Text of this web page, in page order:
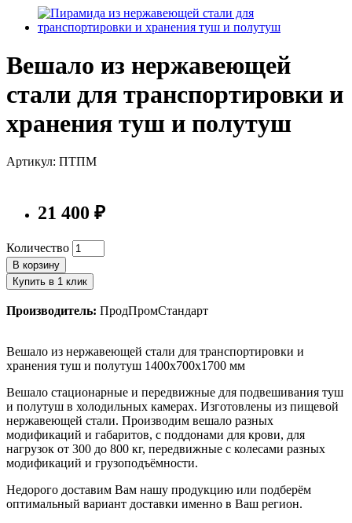
Вешало из нержавеющей
стали для транспортировки и
хранения туш и полутуш
Артикул: ПТПМ
21 400 ₽
Количество
В корзину
Купить в 1 клик
Производитель: ПродПромСтандарт
Вешало из нержавеющей стали для транспортировки и
хранения туш и полутуш 1400х700х1700 мм
Вешало стационарные и передвижные для подвешивания туш
и полутуш в холодильных камерах. Изготовлены из пищевой
нержавеющей стали. Производим вешало разных
модификаций и габаритов, с поддонами для крови, для
нагрузок от 300 до 800 кг, передвижные с колесами разных
модификаций и грузоподъёмности.
Недорого доставим Вам нашу продукцию или подберём
оптимальный вариант доставки именно в Ваш регион.